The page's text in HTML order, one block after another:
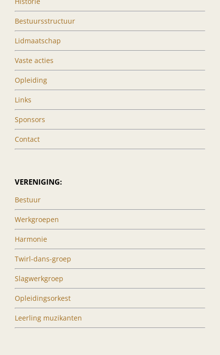
Bestuursstructuur
Lidmaatschap
Vaste acties
Opleiding
Links
Sponsors
Contact
VERENIGING:
Bestuur
Werkgroepen
Harmonie
Twirl-dans-groep
Slagwerkgroep
Opleidingsorkest
Leerling muzikanten